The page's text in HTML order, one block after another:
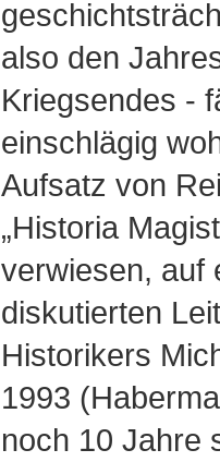
also den
Kriegsendes -
einschlägig
Aufsatz von
„Historia
verwiesen, auf
diskutierten
Historikers
1993
noch 10 Jahre